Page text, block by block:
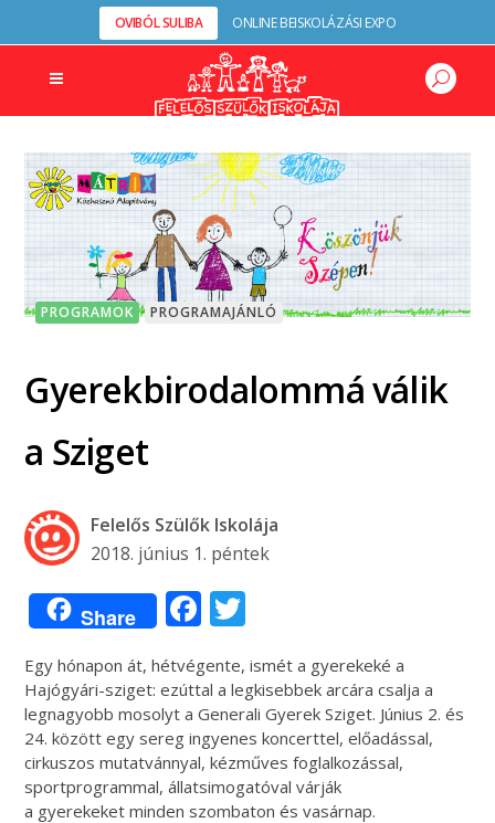
OVIBÓL SULIBA ONLINE BEISKOLÁZÁSI EXPO
PROGRAMOK PROGRAMAJÁNLÓ
Gyerekbirodalommá válik
a Sziget
Felelős Szülők Iskolája
2018. június 1. péntek
Share Facebook
Egy hónapon át, hétvégente, ismét a gyerekeké a
Hajógyári-sziget: ezúttal a legkisebbek arcára csalja a
legnagyobb mosolyt aGenerali Gyerek Sziget. Június 2. és
24. között egy sereg ingyenes koncerttel, előadással,
cirkuszos mutatvánnyal, kézműves foglalkozással,
sportprogrammal, állatsimogatóval várják
a gyerekeketminden szombaton és vasárnap.